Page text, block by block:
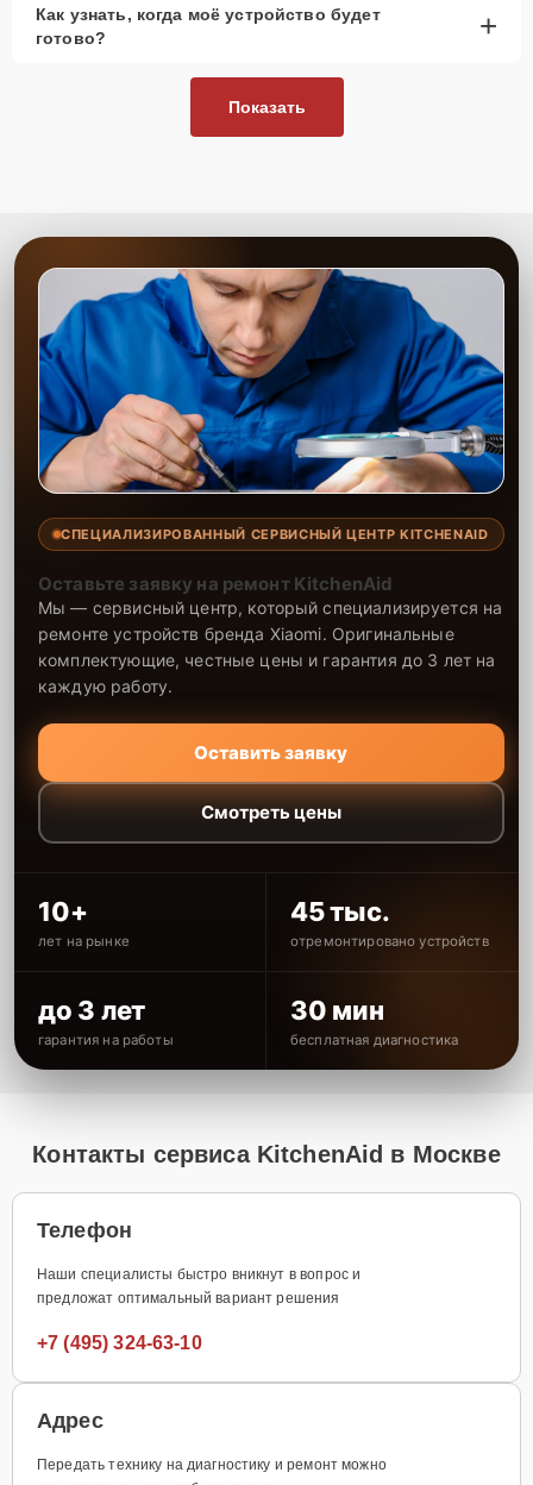
Как узнать, когда моё устройство будет
готово?
+
Показать
СПЕЦИАЛИЗИРОВАННЫЙ СЕРВИСНЫЙ ЦЕНТР KITCHENAID
Оставьте заявку на ремонт KitchenAid
Мы — сервисный центр, который специализируется на
ремонте устройств бренда Xiaomi. Оригинальные
комплектующие, честные цены и гарантия до 3 лет на
каждую работу.
Оставить заявку
Смотреть цены
10+
лет на рынке
45 тыс.
отремонтировано устройств
до 3 лет
гарантия на работы
30 мин
бесплатная диагностика
Контакты сервиса KitchenAid в Москве
Телефон
Наши специалисты быстро вникнут в вопрос и
предложат оптимальный вариант решения
+7 (495) 324-63-10
Адрес
Передать технику на диагностику и ремонт можно